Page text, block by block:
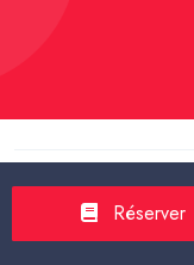
- Transport
2025-Un Taxi
Réserver